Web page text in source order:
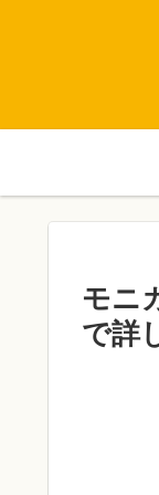
モニ
で詳